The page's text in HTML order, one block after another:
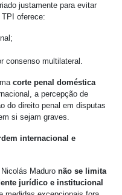
justamente para evitar
oferece:
consenso multilateral.
corte penal doméstica
a percepção de
do direito penal em disputas
si sejam graves.
internacional e
Maduro não se limita
jurídico e institucional